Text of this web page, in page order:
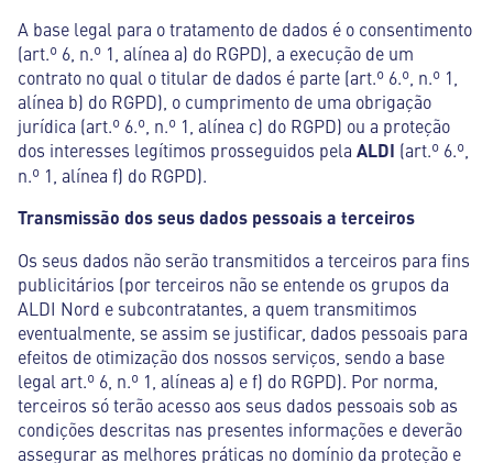
A base legal para o tratamento de dados é o consentimento
(art.º 6, n.º 1, alínea a) do RGPD), a execução de um
contrato no qual o titular de dados é parte (art.º 6.º, n.º 1,
alínea b) do RGPD), o cumprimento de uma obrigação
jurídica (art.º 6.º, n.º 1, alínea c) do RGPD) ou a proteção
dos interesses legítimos prosseguidos pela ALDI (art.º 6.º,
n.º 1, alínea f) do RGPD).
Transmissão dos seus dados pessoais a terceiros
Os seus dados não serão transmitidos a terceiros para fins
publicitários (por terceiros não se entende os grupos da
ALDI Nord e subcontratantes, a quem transmitimos
eventualmente, se assim se justificar, dados pessoais para
efeitos de otimização dos nossos serviços, sendo a base
legal art.º 6, n.º 1, alíneas a) e f) do RGPD). Por norma,
terceiros só terão acesso aos seus dados pessoais sob as
condições descritas nas presentes informações e deverão
assegurar as melhores práticas no domínio da proteção e